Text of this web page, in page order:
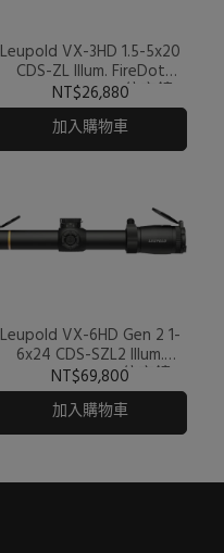
Leupold VX-3HD 1.5-5x20
CDS-ZL Illum. FireDot
Twilight Hunter 倍率鏡
NT$26,880
加入購物車
Leupold VX-6HD Gen 2 1-
6x24 CDS-SZL2 Illum.
FireDot Duplex 倍率鏡
NT$69,800
加入購物車